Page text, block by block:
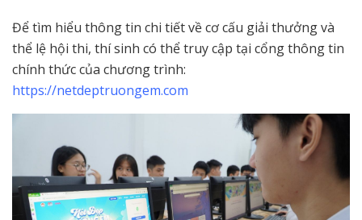
Để tìm hiểu thông tin chi tiết về cơ cấu giải thưởng và
thể lệ hội thi, thí sinh có thể truy cập tại cổng thông tin
chính thức của chương trình:
https://netdeptruongem.com